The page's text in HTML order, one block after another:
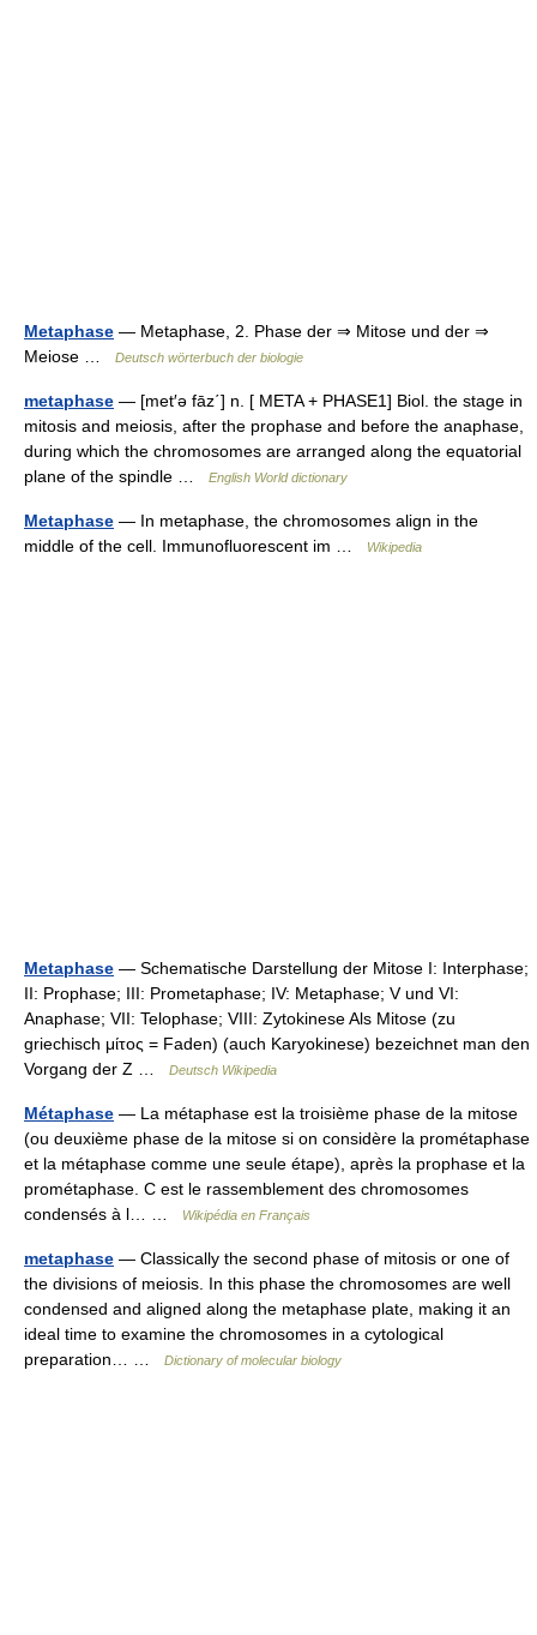
Metaphase — Metaphase, 2. Phase der ⇒ Mitose und der ⇒
Meiose …
Deutsch wörterbuch der biologie
metaphase — [met′ə fāz΄] n. [ META + PHASE1] Biol. the stage in
mitosis and meiosis, after the prophase and before the anaphase,
during which the chromosomes are arranged along the equatorial
plane of the spindle …
English World dictionary
Metaphase — In metaphase, the chromosomes align in the
middle of the cell. Immunofluorescent im …
Wikipedia
Metaphase — Schematische Darstellung der Mitose I: Interphase;
II: Prophase; III: Prometaphase; IV: Metaphase; V und VI:
Anaphase; VII: Telophase; VIII: Zytokinese Als Mitose (zu
griechisch μίτος = Faden) (auch Karyokinese) bezeichnet man den
Vorgang der Z …
Deutsch Wikipedia
Métaphase — La métaphase est la troisième phase de la mitose
(ou deuxième phase de la mitose si on considère la prométaphase
et la métaphase comme une seule étape), après la prophase et la
prométaphase. C est le rassemblement des chromosomes
condensés à l… …
Wikipédia en Français
metaphase — Classically the second phase of mitosis or one of
the divisions of meiosis. In this phase the chromosomes are well
condensed and aligned along the metaphase plate, making it an
ideal time to examine the chromosomes in a cytological
preparation… …
Dictionary of molecular biology